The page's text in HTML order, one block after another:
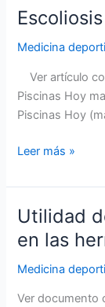
para
el
joven
Medicina
Ver artículo
Piscinas Hoy
Piscinas Hoy
Escoliosis
natación
terapéutica
Leer más »
Utilidad
en las
Medicina
Ver documento